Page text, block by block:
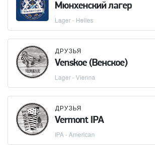
Мюнхенский лагер
Lager - Helles
ДРУЗЬЯ
Venskoe (Венское)
Lager - Vienna
ДРУЗЬЯ
Vermont IPA
IPA - American